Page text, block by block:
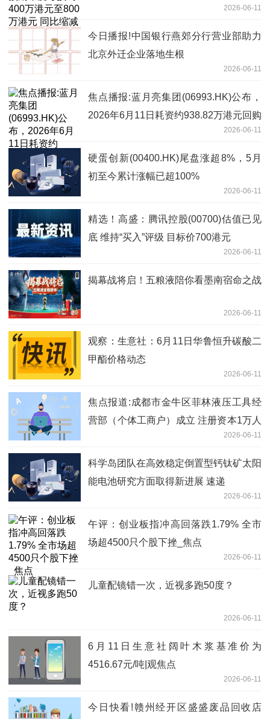
2026-06-11
今日播报!中国银行燕郊分行营业部助力
北京外迁企业落地生根
2026-06-11
焦点播报:蓝月亮集团(06993.HK)公布，
2026年6月11日耗资约938.82万港元回购
2026-06-11
硬蛋创新(00400.HK)尾盘涨超8%，5月
初至今累计涨幅已超100%
2026-06-11
精选！高盛：腾讯控股(00700)估值已见
底 维持“买入”评级 目标价700港元
2026-06-11
揭幕战将启！五粮液陪你看墨南宿命之战
2026-06-11
观察：生意社：6月11日华鲁恒升碳酸二
甲酯价格动态
2026-06-11
焦点报道:成都市金牛区菲林液压工具经
营部（个体工商户）成立 注册资本1万人
2026-06-11
科学岛团队在高效稳定倒置型钙钛矿太阳
能电池研究方面取得新进展 速递
2026-06-11
午评：创业板指冲高回落跌1.79% 全市
场超4500只个股下挫_焦点
2026-06-11
儿童配镜错一次，近视多跑50度？
2026-06-11
6月11日生意社阔叶木浆基准价为
4516.67元/吨|观焦点
2026-06-11
今日快看!赣州经开区盛盛废品回收店